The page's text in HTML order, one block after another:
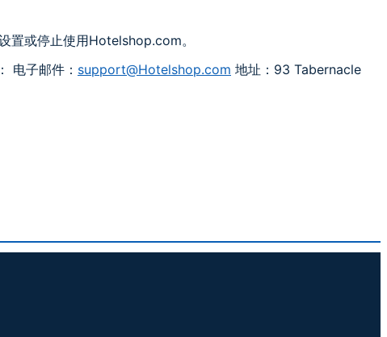
置或停止使用Hotelshop.com。
电子邮件： support@Hotelshop.com 地址：93 Tabernacle